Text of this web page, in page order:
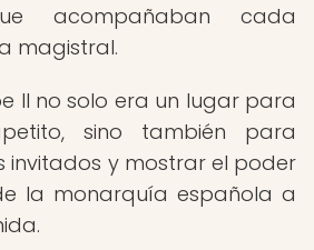
acompañaban cada
magistral.
II no solo era un lugar para
sino también para
invitados y mostrar el poder
la monarquía española a